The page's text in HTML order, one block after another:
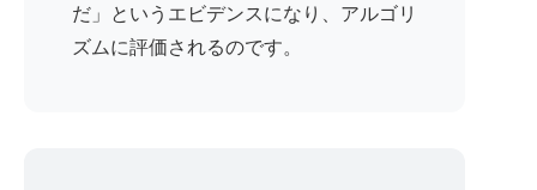
だ」というエビデンスになり、アルゴリ
ズムに評価されるのです。